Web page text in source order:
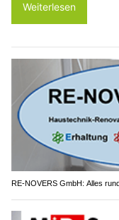
Weiterlesen
RE-NOVERS GmbH: Alles